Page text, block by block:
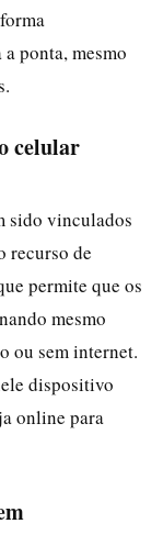
ponta, mesmo
celular
sido vinculados
recurso de
permite que os
mesmo
ou sem internet.
dispositivo
online para